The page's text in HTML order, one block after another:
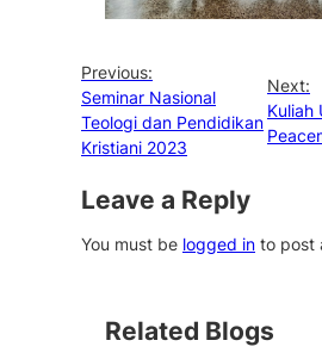
Previous:
Seminar Nasional
Teologi dan Pendidikan
Kristiani 2023
Next:
Kuliah
Leave a Reply
You must be logged in to post
Related Blogs